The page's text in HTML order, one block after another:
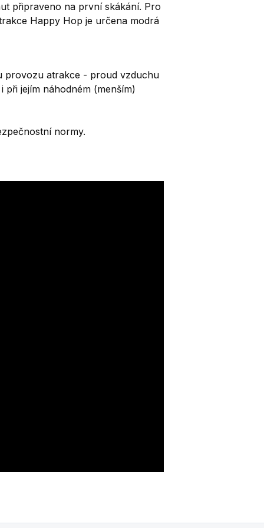
připraveno na první skákání. Pro
Happy Hop je určena modrá
provozu atrakce - proud vzduchu
jejím náhodném (menším)
normy.